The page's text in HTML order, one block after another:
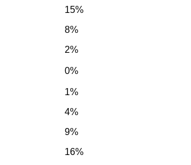
15%
8%
2%
0%
1%
4%
9%
16%